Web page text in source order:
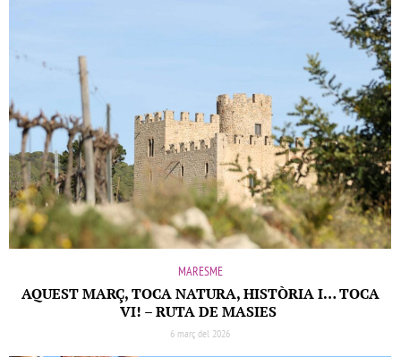
MARESME
AQUEST MARÇ, TOCA NATURA, HISTÒRIA I… TOCA
VI! – RUTA DE MASIES
6 març del 2026